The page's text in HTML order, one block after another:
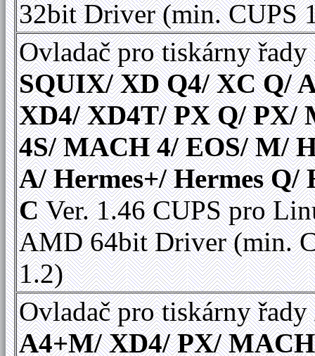
32bit Driver (min. CUPS
Ovladač pro tiskárny řady
SQUIX/ XD Q4/ XC Q/
XD4/ XD4T/ PX Q/ PX/
4S/ MACH 4/ EOS/ M/
A/ Hermes+/ Hermes Q/
CVer. 1.46 CUPS pro
AMD 64bit Driver (min.
1.2)
Ovladač pro tiskárny řady
A4+M/ XD4/ PX/